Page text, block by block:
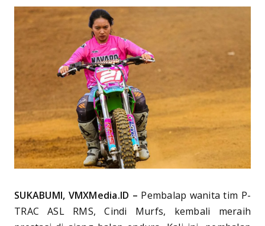
SUKABUMI, VMXMedia.ID – Pembalap wanita tim P-
TRAC ASL RMS, Cindi Murfs, kembali meraih